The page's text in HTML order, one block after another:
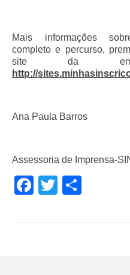
Mais informações
completo e percurso,
site da
http://
Ana Paula Barros
Assessoria de Imprensa-
Facebook
Twitter